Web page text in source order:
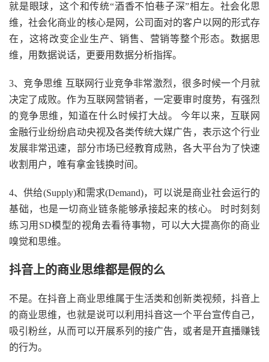
就是眼球，这个和传统“酒香不怕巷子深”相左。社会化思
维，社会化商业的核心是网，公司面对的客户以网的形式存
在，这将改变企业生产、销售、营销等整个形态。数据思
维，用数据说话，更要用数据分析指挥。
3、竞争思维 互联网行业竞争非常激烈，很多时候一个月就
决定了成败。作为互联网营销者，一定要审时度势，有强烈
的竞争思维，知道在什么时候打大战。 今年以来，互联网
金融行业纷纷启动央视及各类传统大媒广告，表示这个行业
发展非常迅速，部分市场已经教育成熟，各大平台为了快速
收割用户，唯有拿金钱换时间。
4、供给(Supply)和需求(Demand)，可以说是商业社会运行的
基础，也是一切商业链条能够承接起来的核心。 时时刻刻
练习用SD模型的视角去看待事物，可以大大提高你的商业
嗅觉和思维。
抖音上的商业思维都是假的么
不是。在抖音上商业思维属于生活类和创新类视频，抖音上
的商业思维，也就是说可以利用抖音这一个平台宣传自己，
吸引粉丝，从而可以开展系列的接广告，或者是开直播赚钱
的行为。